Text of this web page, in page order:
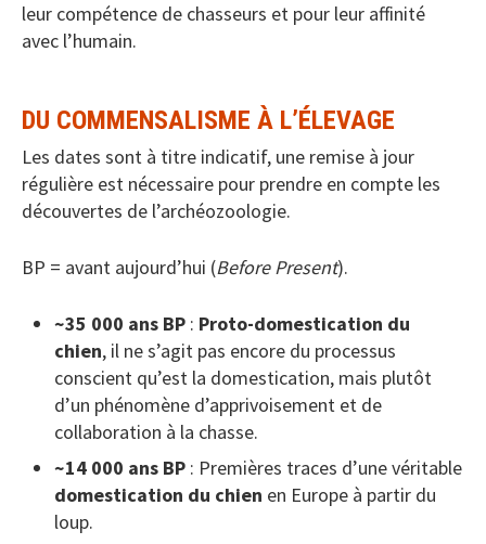
leur compétence de chasseurs et pour leur affinité
avec l’humain.
DU COMMENSALISME À L’ÉLEVAGE
Les dates sont à titre indicatif, une remise à jour
régulière est nécessaire pour prendre en compte les
découvertes de l’archéozoologie.
BP = avant aujourd’hui (Before Present).
~35 000 ans BP : Proto-domestication du
chien, il ne s’agit pas encore du processus
conscient qu’est la domestication, mais plutôt
d’un phénomène d’apprivoisement et de
collaboration à la chasse.
~14 000 ans BP : Premières traces d’une véritable
domestication du chien en Europe à partir du
loup.